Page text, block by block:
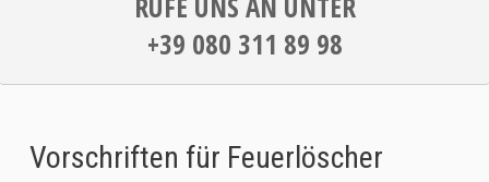
+39 080 311 89 98
Vorschriften für Feuerlöscher